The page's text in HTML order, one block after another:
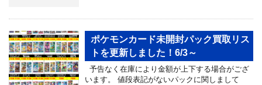
ポケモンカード未開封パック買取リス
トを更新しました！6/3～
予告なく在庫により金額が上下する場合がござ
います。 値段表記がないパックに関しまして